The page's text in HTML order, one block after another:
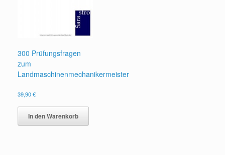
300 Prüfungsfragen
zum
Landmaschinenmechanikermeister
39,90€
In den Warenkorb